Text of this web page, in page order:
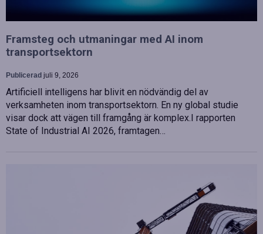
Framsteg och utmaningar med AI inom
transportsektorn
Publicerad juli 9, 2026
Artificiell intelligens har blivit en nödvändig del av
verksamheten inom transportsektorn. En ny global studie
visar dock att vägen till framgång är komplex.I rapporten
State of Industrial AI 2026, framtagen…